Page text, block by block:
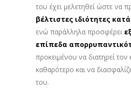
του έχει μελετηθεί ώστε να
βέλτιστες ιδιότητες
ενώ παράλληλα προσφέρει
επίπεδα
προκειμένου να διατηρεί τον
καθαρότερο και να
του.